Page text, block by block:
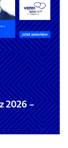
2026 –